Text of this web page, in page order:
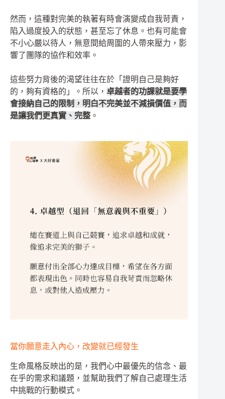
然而，這種對完美的執著有時會演變成自我苛責，
陷入過度投入的狀態，甚至忘了休息。也有可能會
不小心嚴以待人，無意間給周圍的人帶來壓力，影
響了團隊的協作和效率。
這些努力背後的渴望往往在於「證明自己是夠好
的，夠有資格的」。所以， 卓越者的功課就是要學
會接納自己的限制，明白不完美並不減損價值，而
是讓我們更真實、完整 。
當你願意走入內心，改變就已經發生
生命風格反映出的是，我們心中最優先的信念、最
在乎的需求和議題，並幫助我們了解自己處理生活
中挑戰的行動模式。